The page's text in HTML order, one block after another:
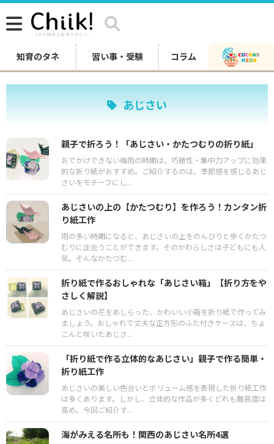
知育のタネ 習い事・受験 コラム
あじさい
親子で折ろう！「あじさい・かたつむりの折り紙」
おでかけできない梅雨の時期は、巧緻性・集中力アップに効果
的な折り紙がおすすめ。ご紹介するのは、季節感を感じるあじ
さいをモチーフにし...
あじさいの上の【かたつむり】を作ろう！カンタン折
り紙工作
雨の多い時期になると、あじさいの上をのんびりと歩くかたつ
むりに出会うことができます。そのかわらしさは子どもにも人
気。そんなかたつむ...
折り紙で作るおしゃれな「あじさい箱」【折り方をや
さしく解説】
あじさいの花をあしらった、かわいい小箱を折り紙で作ってみ
ましょう。おしゃれで丈夫な正方形のふた付きケースは、ちょ
こんと咲いたあじさ...
「折り紙で作る立体的なあじさい」親子で作る簡単・
折り紙工作
あじさいの美しい色合いとボリューム感を表現した折り紙工作
は多くあります。しかし、立体的な作品が多くどれも難易度は
高め。今回ご紹介す...
海がみえる名所も！関西のあじさい名所4選